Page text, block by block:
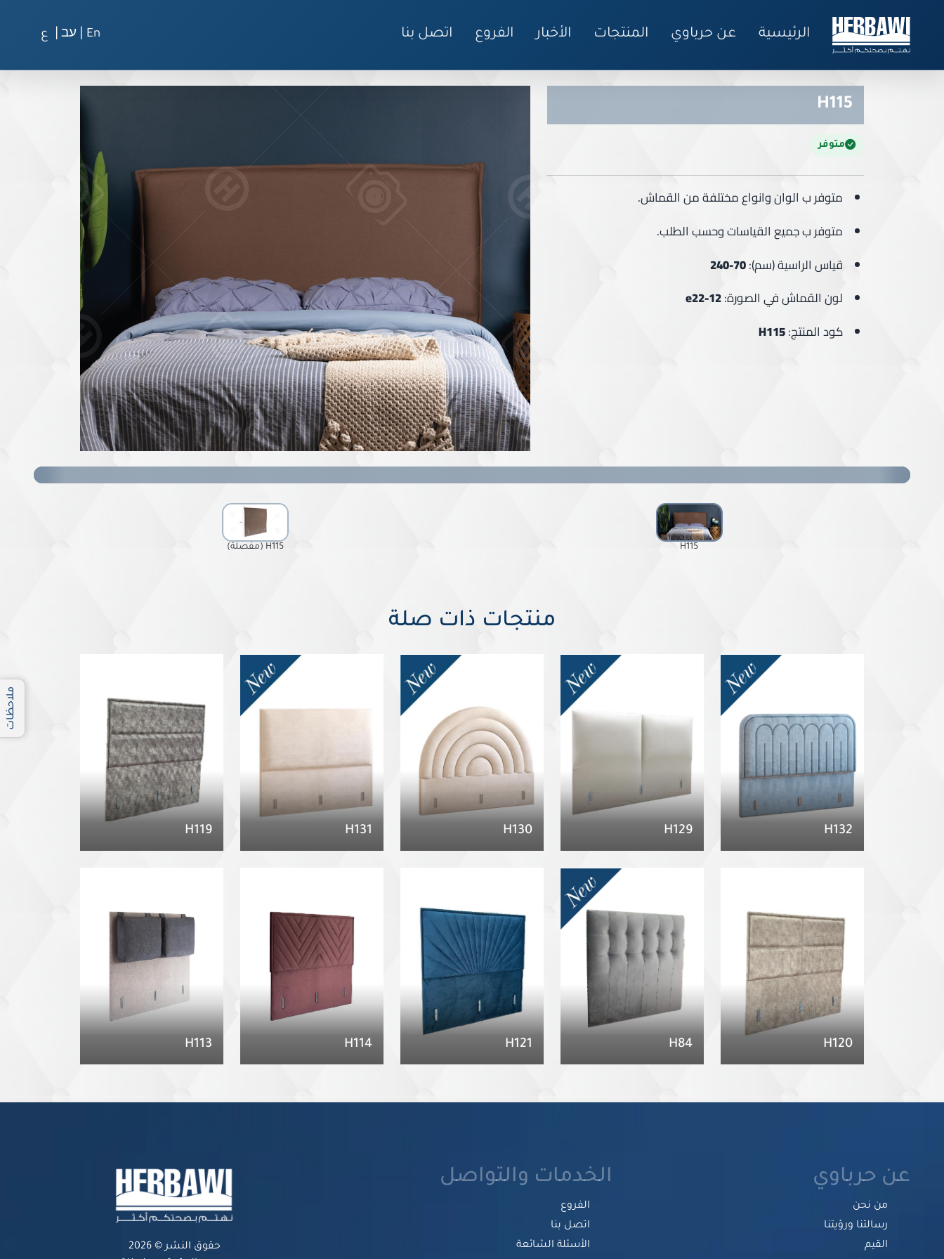
الرئيسية عن حرباوي المنتجات الأخبار الفروع اتصل بنا En עב ع
H115
متوفر
متوفر ب الوان وانواع مختلفة من القماش.
متوفر ب جميع القياسات وحسب الطلب.
قياس الراسية (سم):70-24
0
لون القماش في الصورة:e22-12
كود المنتج:H115
H115 H115 (مفصلة)
منتجات ذات صلة
H132
H129
H130
H131
H119
H120
H84
H121
H114
H113
عن حرباوي
من نحن
رسالتنا ورؤيتنا
القيم
الخدمات والتواصل
الفروع
اتصل بنا
الأسئلة الشائعة
حقوق النشر © 2026
ملاحظات